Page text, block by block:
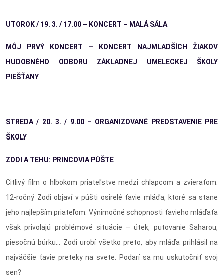
UTOROK / 19. 3. / 17.00 – KONCERT – MALÁ SÁLA
MÔJ PRVÝ KONCERT – KONCERT NAJMLADŠÍCH ŽIAKOV
HUDOBNÉHO ODBORU ZÁKLADNEJ UMELECKEJ ŠKOLY
PIEŠŤANY
STREDA / 20. 3. / 9.00 – ORGANIZOVANÉ PREDSTAVENIE PRE
ŠKOLY
ZODI A TEHU: PRINCOVIA PÚŠTE
Citlivý film o hlbokom priateľstve medzi chlapcom a zvieraťom.
12-ročný Zodi objaví v púšti osirelé ťavie mláďa, ktoré sa stane
jeho najlepším priateľom. Výnimočné schopnosti ťavieho mláďaťa
však privolajú problémové situácie – útek, putovanie Saharou,
piesočnú búrku... Zodi urobí všetko preto, aby mláďa prihlásil na
najväčšie ťavie preteky na svete. Podarí sa mu uskutočniť svoj
sen?